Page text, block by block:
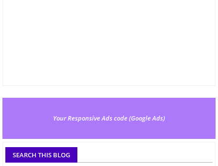
Your Responsive Ads code (Google Ads)
SEARCH THIS BLOG